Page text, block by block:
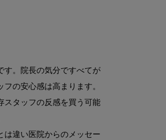
す。院長の気分ですべてが
の安心感は高まります。
スタッフの反感を買う可能
は違い医院からのメッセー